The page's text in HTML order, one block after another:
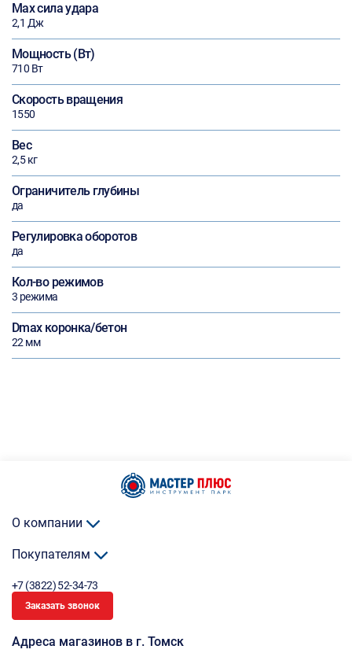
Max сила удара
2,1 Дж
Мощность (Вт)
710 Вт
Скорость вращения
1550
Вес
2,5 кг
Ограничитель глубины
да
Регулировка оборотов
да
Кол-во режимов
3 режима
Dmax коронка/бетон
22 мм
О компании
Покупателям
+7 (3822) 52-34-73
Заказать звонок
Адреса магазинов в г. Томск